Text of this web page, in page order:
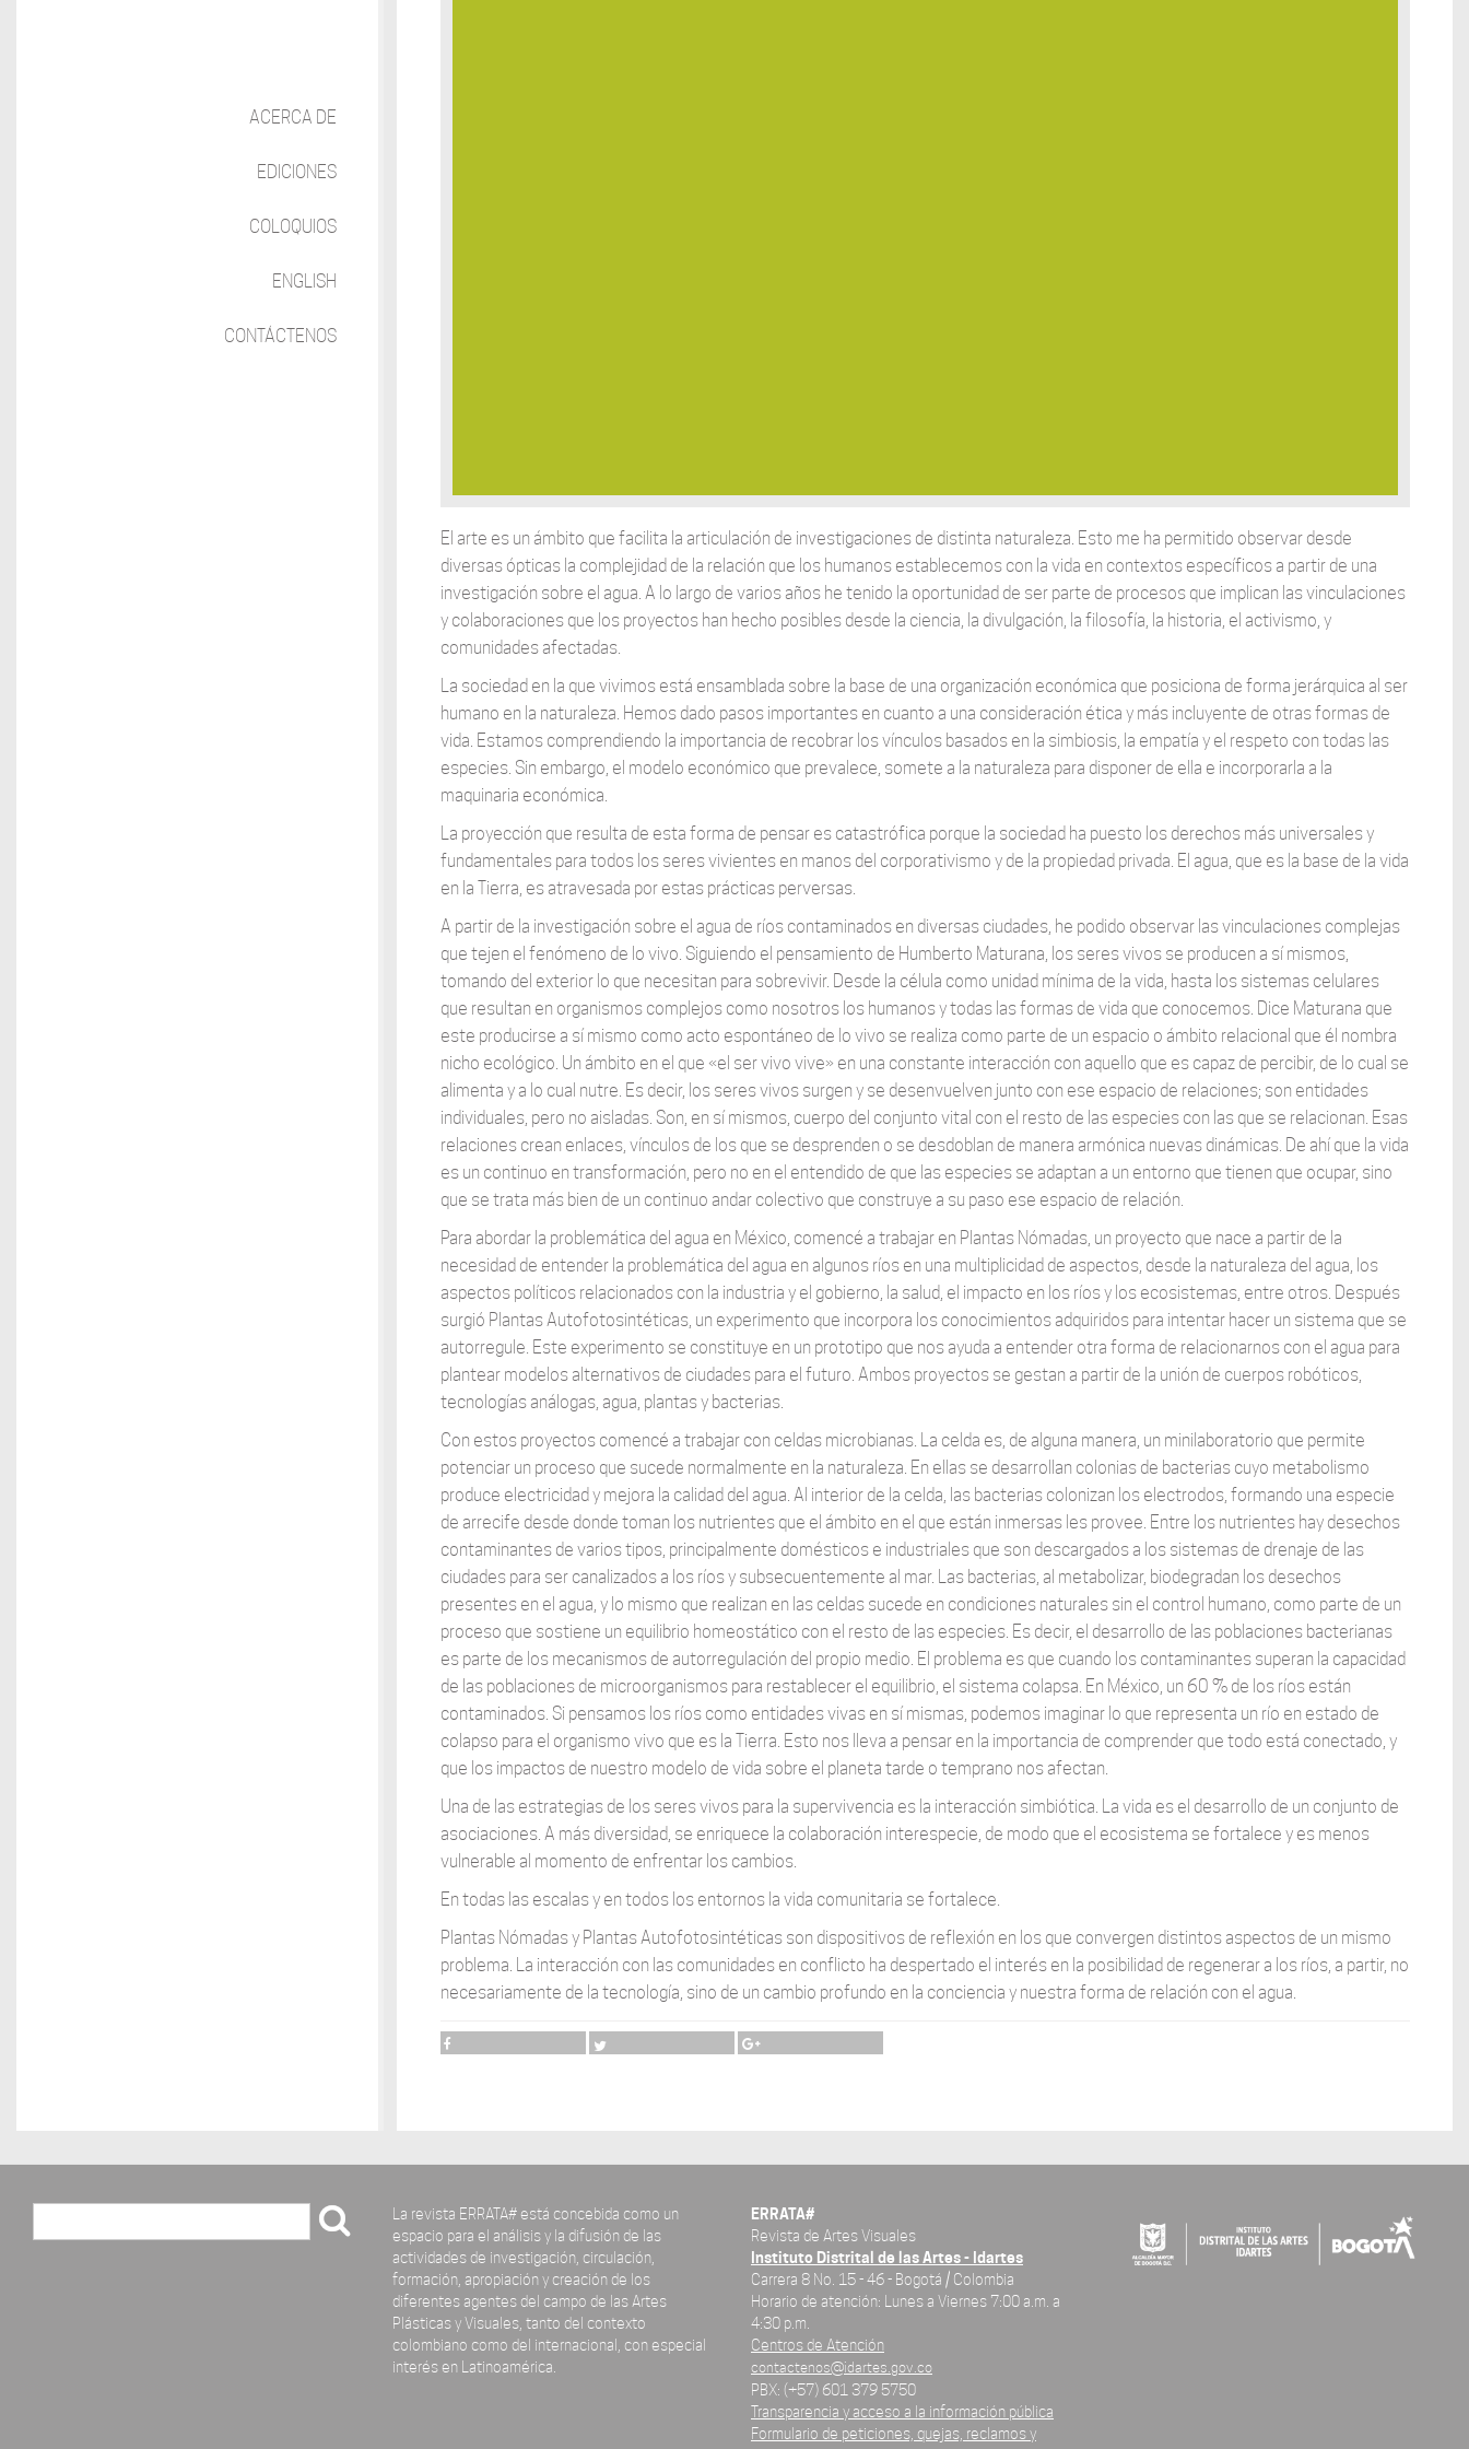
ACERCA DE
EDICIONES
COLOQUIOS
ENGLISH
CONTÁCTENOS
El arte es un ámbito que facilita la articulación de investigaciones de distinta naturaleza. Esto me ha permitido observar desde
diversas ópticas la complejidad de la relación que los humanos establecemos con la vida en contextos específicos a partir de una
investigación sobre el agua. A lo largo de varios años he tenido la oportunidad de ser parte de procesos que implican las vinculaciones
y colaboraciones que los proyectos han hecho posibles desde la ciencia, la divulgación, la filosofía, la historia, el activismo, y
comunidades afectadas.
La sociedad en la que vivimos está ensamblada sobre la base de una organización económica que posiciona de forma jerárquica al ser
humano en la naturaleza. Hemos dado pasos importantes en cuanto a una consideración ética y más incluyente de otras formas de
vida. Estamos comprendiendo la importancia de recobrar los vínculos basados en la simbiosis, la empatía y el respeto con todas las
especies. Sin embargo, el modelo económico que prevalece, somete a la naturaleza para disponer de ella e incorporarla a la
maquinaria económica.
La proyección que resulta de esta forma de pensar es catastrófica porque la sociedad ha puesto los derechos más universales y
fundamentales para todos los seres vivientes en manos del corporativismo y de la propiedad privada. El agua, que es la base de la vida
en la Tierra, es atravesada por estas prácticas perversas.
A partir de la investigación sobre el agua de ríos contaminados en diversas ciudades, he podido observar las vinculaciones complejas
que tejen el fenómeno de lo vivo. Siguiendo el pensamiento de Humberto Maturana, los seres vivos se producen a sí mismos,
tomando del exterior lo que necesitan para sobrevivir. Desde la célula como unidad mínima de la vida, hasta los sistemas celulares
que resultan en organismos complejos como nosotros los humanos y todas las formas de vida que conocemos. Dice Maturana que
este producirse a sí mismo como acto espontáneo de lo vivo se realiza como parte de un espacio o ámbito relacional que él nombra
nicho ecológico. Un ámbito en el que «el ser vivo vive» en una constante interacción con aquello que es capaz de percibir, de lo cual se
alimenta y a lo cual nutre. Es decir, los seres vivos surgen y se desenvuelven junto con ese espacio de relaciones; son entidades
individuales, pero no aisladas. Son, en sí mismos, cuerpo del conjunto vital con el resto de las especies con las que se relacionan. Esas
relaciones crean enlaces, vínculos de los que se desprenden o se desdoblan de manera armónica nuevas dinámicas. De ahí que la vida
es un continuo en transformación, pero no en el entendido de que las especies se adaptan a un entorno que tienen que ocupar, sino
que se trata más bien de un continuo andar colectivo que construye a su paso ese espacio de relación.
Para abordar la problemática del agua en México, comencé a trabajar en Plantas Nómadas, un proyecto que nace a partir de la
necesidad de entender la problemática del agua en algunos ríos en una multiplicidad de aspectos, desde la naturaleza del agua, los
aspectos políticos relacionados con la industria y el gobierno, la salud, el impacto en los ríos y los ecosistemas, entre otros. Después
surgió Plantas Autofotosintéticas, un experimento que incorpora los conocimientos adquiridos para intentar hacer un sistema que se
autorregule. Este experimento se constituye en un prototipo que nos ayuda a entender otra forma de relacionarnos con el agua para
plantear modelos alternativos de ciudades para el futuro. Ambos proyectos se gestan a partir de la unión de cuerpos robóticos,
tecnologías análogas, agua, plantas y bacterias.
Con estos proyectos comencé a trabajar con celdas microbianas. La celda es, de alguna manera, un minilaboratorio que permite
potenciar un proceso que sucede normalmente en la naturaleza. En ellas se desarrollan colonias de bacterias cuyo metabolismo
produce electricidad y mejora la calidad del agua. Al interior de la celda, las bacterias colonizan los electrodos, formando una especie
de arrecife desde donde toman los nutrientes que el ámbito en el que están inmersas les provee. Entre los nutrientes hay desechos
contaminantes de varios tipos, principalmente domésticos e industriales que son descargados a los sistemas de drenaje de las
ciudades para ser canalizados a los ríos y subsecuentemente al mar. Las bacterias, al metabolizar, biodegradan los desechos
presentes en el agua, y lo mismo que realizan en las celdas sucede en condiciones naturales sin el control humano, como parte de un
proceso que sostiene un equilibrio homeostático con el resto de las especies. Es decir, el desarrollo de las poblaciones bacterianas
es parte de los mecanismos de autorregulación del propio medio. El problema es que cuando los contaminantes superan la capacidad
de las poblaciones de microorganismos para restablecer el equilibrio, el sistema colapsa. En México, un 60 % de los ríos están
contaminados. Si pensamos los ríos como entidades vivas en sí mismas, podemos imaginar lo que representa un río en estado de
colapso para el organismo vivo que es la Tierra. Esto nos lleva a pensar en la importancia de comprender que todo está conectado, y
que los impactos de nuestro modelo de vida sobre el planeta tarde o temprano nos afectan.
Una de las estrategias de los seres vivos para la supervivencia es la interacción simbiótica. La vida es el desarrollo de un conjunto de
asociaciones. A más diversidad, se enriquece la colaboración interespecie, de modo que el ecosistema se fortalece y es menos
vulnerable al momento de enfrentar los cambios.
En todas las escalas y en todos los entornos la vida comunitaria se fortalece.
Plantas Nómadas y Plantas Autofotosintéticas son dispositivos de reflexión en los que convergen distintos aspectos de un mismo
problema. La interacción con las comunidades en conflicto ha despertado el interés en la posibilidad de regenerar a los ríos, a partir, no
necesariamente de la tecnología, sino de un cambio profundo en la conciencia y nuestra forma de relación con el agua.
La revista ERRATA# está concebida como un
espacio para el análisis y la difusión de las
actividades de investigación, circulación,
formación, apropiación y creación de los
diferentes agentes del campo de las Artes
Plásticas y Visuales, tanto del contexto
colombiano como del internacional, con especial
interés en Latinoamérica.
ERRATA#
Revista de Artes Visuales
Instituto Distrital de las Artes - Idartes
Carrera 8 No. 15 - 46 - Bogotá / Colombia
Horario de atención: Lunes a Viernes 7:00 a.m. a
4:30 p.m.
Centros de Atención
contactenos@idartes.gov.co
PBX: (+57) 601 379 5750
Transparencia y acceso a la información pública
Formulario de peticiones, quejas, reclamos y